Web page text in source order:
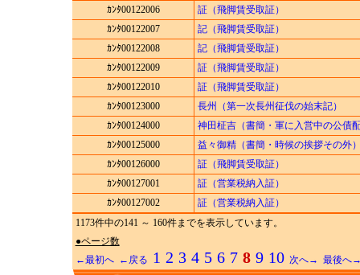
ｶﾝﾀ00122006
証（飛脚賃受取証）
ｶﾝﾀ00122007
記（飛脚賃受取証）
ｶﾝﾀ00122008
記（飛脚賃受取証）
ｶﾝﾀ00122009
証（飛脚賃受取証）
ｶﾝﾀ00122010
証（飛脚賃受取証）
ｶﾝﾀ00123000
長州（第一次長州征伐の始末記）
ｶﾝﾀ00124000
神田柾吉（書簡・軍に入営中の公債
ｶﾝﾀ00125000
益々御精（書簡・時候の挨拶その外
ｶﾝﾀ00126000
証（飛脚賃受取証）
ｶﾝﾀ00127001
証（営業税納入証）
ｶﾝﾀ00127002
証（営業税納入証）
1173件中の141 ～ 160件までを表示しています。
●ページ数
←最初へ
←戻る 1 2 3 4 5 6 7 8 9 10 次へ→ 最後へ